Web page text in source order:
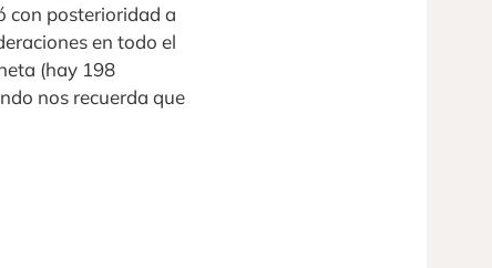
con posterioridad a
en todo el
(hay 198
nos recuerda que